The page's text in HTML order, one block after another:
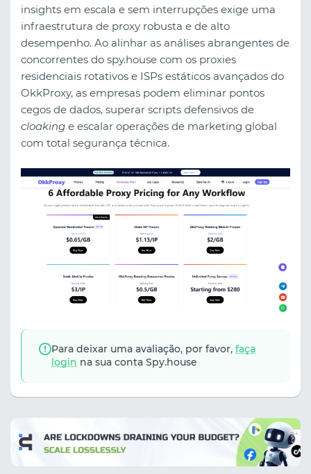
insights em escala e sem interrupções exige uma
infraestrutura de proxy robusta e de alto
desempenho. Ao alinhar as análises abrangentes de
concorrentes do spy.house com os proxies
residenciais rotativos e ISPs estáticos avançados do
OkkProxy, as empresas podem eliminar pontos
cegos de dados, superar scripts defensivos de
cloaking e escalar operações de marketing global
com total segurança técnica.
Para deixar uma avaliação, por favor, faça
login na sua conta Spy.house